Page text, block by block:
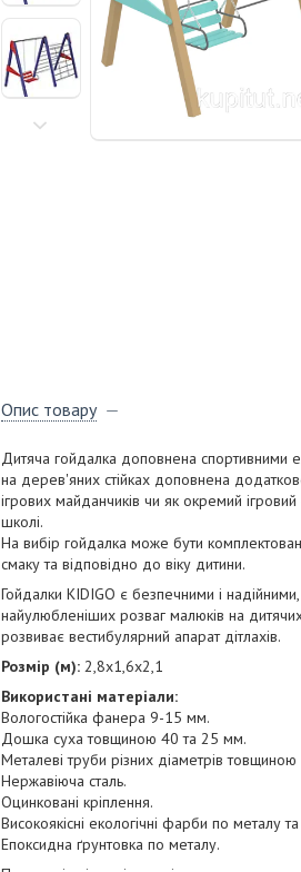
Опис товару
Дитяча гойдалка доповнена спортивними
на дерев'яних стійках доповнена
ігрових майданчиків чи як окремий
школі.
На вибір гойдалка може бути
смаку та відповідно до віку дитини.
Гойдалки KIDIGO є безпечними і
найулюбленіших розваг малюків на
розвиває вестибулярний апарат дітлахів.
Розмір (м): 2,8х1,6х2,1
Використані матеріали:
Вологостійка фанера 9-15 мм.
Дошка суха товщиною 40 та 25 мм.
Металеві труби різних діаметрів
Нержавіюча сталь.
Оцинковані кріплення.
Високоякісні екологічні фарби по металу
Епоксидна ґрунтовка по металу.